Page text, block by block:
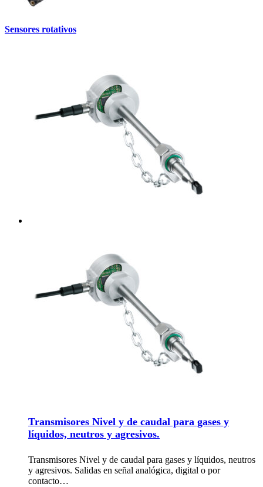
Sensores rotativos
Transmisores Nivel y de caudal para gases y
líquidos, neutros y agresivos.
Transmisores Nivel y de caudal para gases y líquidos, neutros
y agresivos. Salidas en señal analógica, digital o por
contacto…